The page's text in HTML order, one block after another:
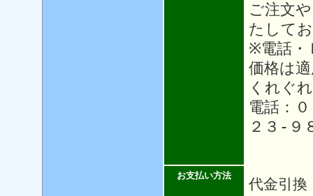
ご注文
たして
※電話・
価格は
くれぐ
電話：
２３-９
お支払い方法
代金引